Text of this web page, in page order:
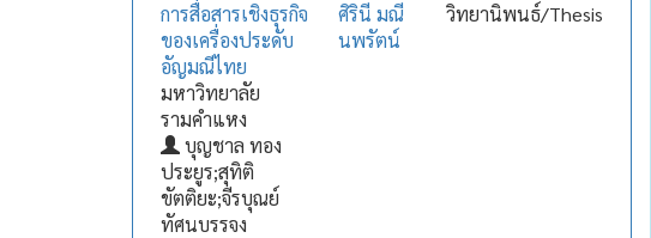
การสื่อสารเชิงธุรกิจ
ของเครื่องประดับ
อัญมณีไทย
มหาวิทยาลัย
รามคำแหง
บุญชาล ทอง
ประยูร;สุทิติ
ขัตติยะ;จีรบุณย์
ทัศนบรรจง
ศิรินี มณี
นพรัตน์
วิทยานิพนธ์/Thesis